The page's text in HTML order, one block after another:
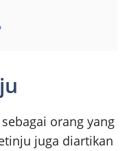
orang yang
juga diartikan